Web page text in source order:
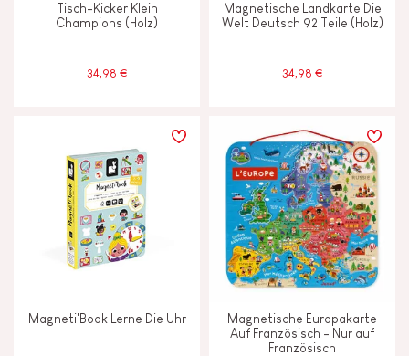
Tisch-Kicker Klein
Champions (Holz)
34,98 €
Magnetische Landkarte Die
Welt Deutsch 92 Teile (Holz)
34,98 €
Magneti'Book Lerne Die Uhr
Magnetische Europakarte
Auf Französisch - Nur auf
Französisch